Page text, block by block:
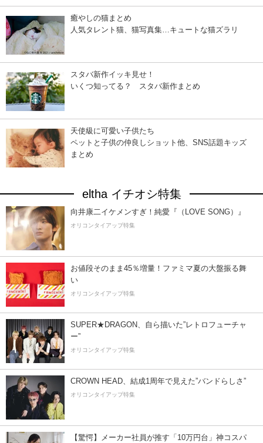
癒やしの猫まとめ
人気タレント猫、猫写真集…キュートな猫ズラリ
スタバ新作イッキ見せ！
いくつ知ってる？ スタバ新作まとめ
天使級に可愛い子供たち
ペットと子供の仲良しショット他、SNS話題キッズ
まとめ
eltha イチオシ特集
向井康二イケメンすぎ！純愛『（LOVE SONG）』
オリコンタイアップ特集
お値段そのまま45％増量！ファミマ夏の大盤振る舞
い
オリコンタイアップ特集
SUPER★DRAGON、自ら描いた”レトロフューチャ
ー”
オリコンタイアップ特集
CROWN HEAD、結成1周年で見えた”バンドらしさ”
オリコンタイアップ特集
【驚愕】メーカー社員が推す「10万円台」神コスパ